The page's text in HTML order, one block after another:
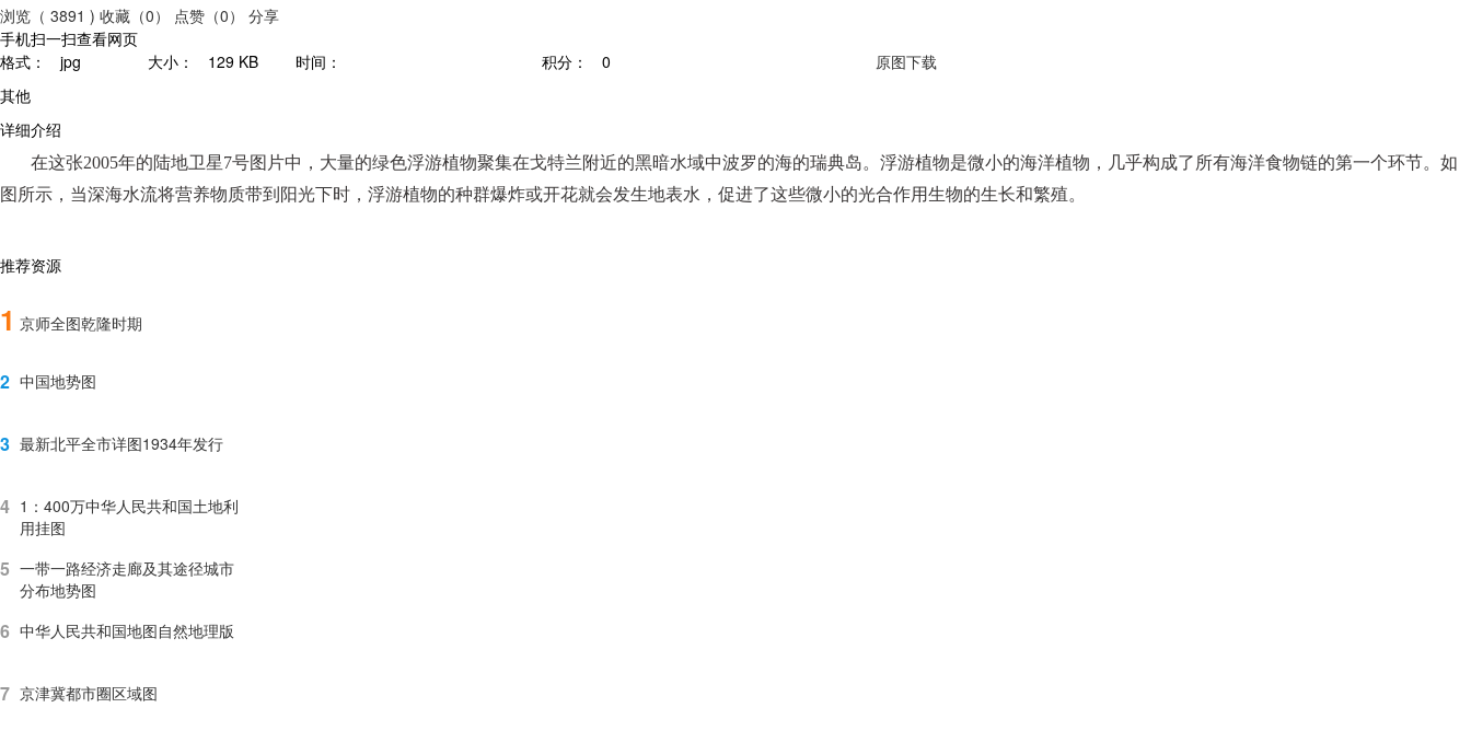
浏览（ 3891 ) 收藏（0） 点赞（0）
分享
手机扫一扫查看网页
格式：
jpg 大小： 129 KB 时间： 积分： 0
原图下载
其他
详细介绍
在这张2005年的陆地卫星7号图片中，大量的绿色浮游植物聚集在戈特兰附近的黑暗水域中波罗的海的瑞典岛。浮游植物是微小的海洋植物，几乎构成了所有海洋食物链的第一个环节。如
图所示，当深海水流将营养物质带到阳光下时，浮游植物的种群爆炸或开花就会发生地表水，促进了这些微小的光合作用生物的生长和繁殖。
推荐资源
1 京师全图乾隆时期
2 中国地势图
3 最新北平全市详图1934年发行
4 1：400万中华人民共和国土地利
用挂图
5 一带一路经济走廊及其途径城市
分布地势图
6 中华人民共和国地图自然地理版
7 京津冀都市圈区域图